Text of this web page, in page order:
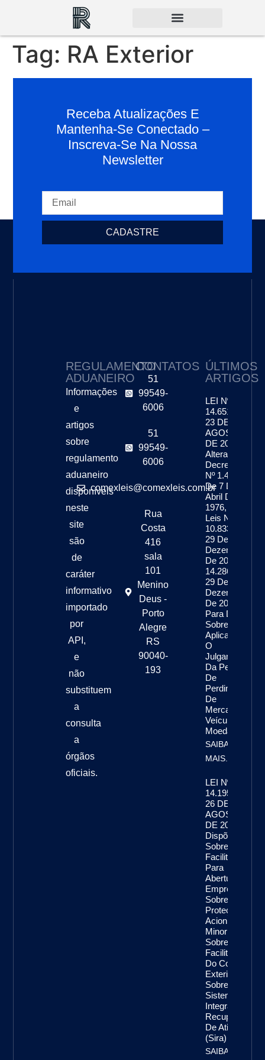
Tag: RA Exterior
Receba Atualizações E
Mantenha-Se Conectado –
Inscreva-Se Na Nossa
Newsletter
CADASTRE
REGULAMENTO
ADUANEIRO
Informações
e
artigos
sobre
regulamento
aduaneiro
disponíveis
neste
site
são
de
caráter
informativo
importado
por
API,
e
não
substituem
a
consulta
a
órgãos
oficiais.
CONTATOS
51
99549-
6006
51
99549-
6006
comexleis@comexleis.com.br
Rua
Costa
416
sala
101
Menino
Deus -
Porto
Alegre
RS
90040-
193
ÚLTIMOS
ARTIGOS
LEI Nº
14.651, DE
23 DE
AGOSTO
DE 2023 –
Altera O
Decreto-Lei
Nº 1.455,
De 7 De
Abril De
1976, As
Leis Nºs
10.833, De
29 De
Dezembro
De 2003, E
14.286, De
29 De
Dezembro
De 2021,
Para Dispor
Sobre A
Aplicação E
O
Julgamento
Da Pena
De
Perdimento
De
Mercadoria,
Veículo E
Moeda
SAIBA
MAIS...
LEI Nº
14.195, DE
26 DE
AGOSTO
DE 2021
Dispõe
Sobre A
Facilitação
Para
Abertura De
Empresas,
Sobre A
Proteção De
Acionistas
Minoritários,
Sobre A
Facilitação
Do Comércio
Exterior,
Sobre O
Sistema
Integrado De
Recuperação
De Ativos
(Sira)
SAIBA